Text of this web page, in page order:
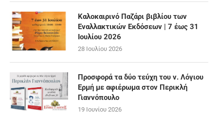
Καλοκαιρινό Παζάρι βιβλίου των
Εναλλακτικών Εκδόσεων | 7 έως 31
Ιουλίου 2026
28 Ιουλίου 2026
Προσφορά τα δύο τεύχη του ν. Λόγιου
Ερμή με αφιέρωμα στον Περικλή
Γιαννόπουλο
19 Ιουνίου 2026